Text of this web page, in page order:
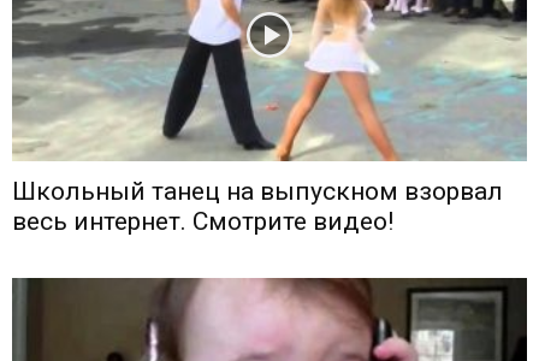
Школьный танец на выпускном взорвал
весь интернет. Смотрите видео!